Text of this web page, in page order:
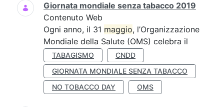
Giornata mondiale senza tabacco 2019
Contenuto Web
Ogni anno, il 31 maggio, l’Organizzazione
Mondiale della Salute (OMS) celebra il
TABAGISMO
CNDD
GIORNATA MONDIALE SENZA TABACCO
NO TOBACCO DAY
OMS